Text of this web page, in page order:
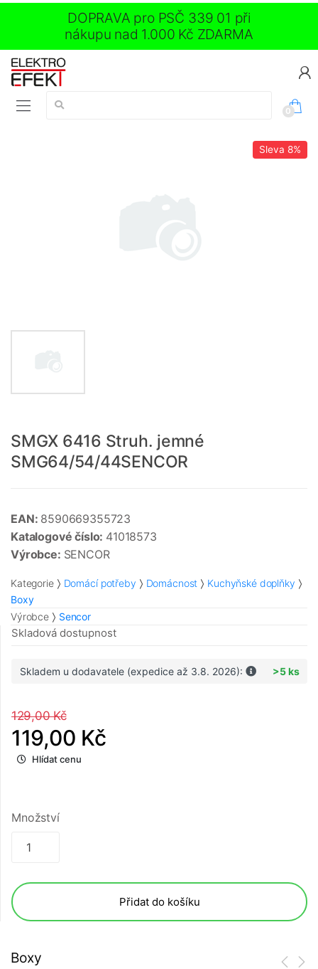
DOPRAVA pro PSČ 339 01 při
nákupu nad 1.000 Kč ZDARMA
Vyhledávání:
0
Sleva 8%
SMGX 6416 Struh. jemné
SMG64/54/44SENCOR
EAN: 8590669355723
Katalogové číslo: 41018573
Výrobce: SENCOR
Kategorie Domácí potřeby Domácnost
Kuchyňské doplňky
Boxy
Výrobce
Sencor
Skladová dostupnost
Skladem u dodavatele (expedice až 3.8. 2026): >5 ks
129,00 Kč
119,00 Kč
Hlídat cenu
Množství
Přidat do košíku
Boxy